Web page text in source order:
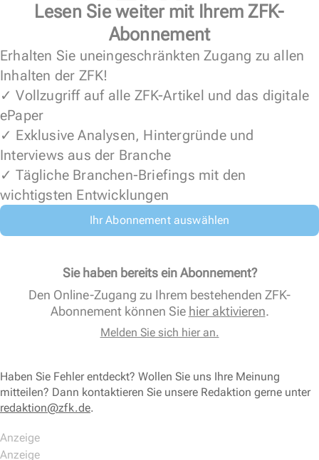
Lesen Sie weiter mit Ihrem ZFK-
Abonnement
Erhalten Sie uneingeschränkten Zugang zu allen
Inhalten der ZFK!
✓ Vollzugriff auf alle ZFK-Artikel und das digitale
ePaper
✓ Exklusive Analysen, Hintergründe und
Interviews aus der Branche
✓ Tägliche Branchen-Briefings mit den
wichtigsten Entwicklungen
Ihr Abonnement auswählen
Sie haben bereits ein Abonnement?
Den Online-Zugang zu Ihrem bestehenden ZFK-
Abonnement können Sie hier aktivieren.
Melden Sie sich hier an.
Haben Sie Fehler entdeckt? Wollen Sie uns Ihre Meinung
mitteilen? Dann kontaktieren Sie unsere Redaktion gerne unter
redaktion@zfk.de.